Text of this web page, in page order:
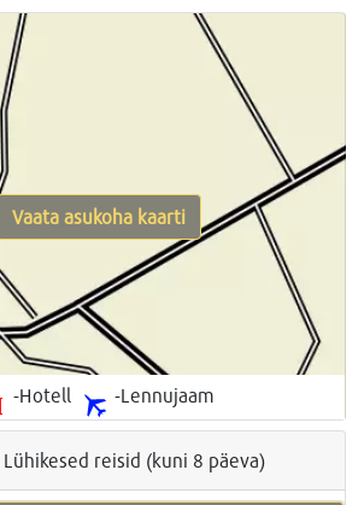
-Hotell -Lennujaam
Vaata asukoha kaarti
reisid (kuni 8 päeva)